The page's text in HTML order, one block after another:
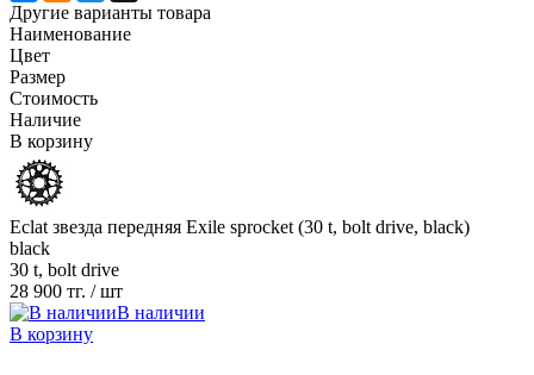
Другие варианты товара
Наименование
Цвет
Размер
Стоимость
Наличие
В корзину
Eclat звезда передняя Exile sprocket (30 t, bolt drive, black)
black
30 t, bolt drive
28 900 тг. / шт
В наличии
В корзину